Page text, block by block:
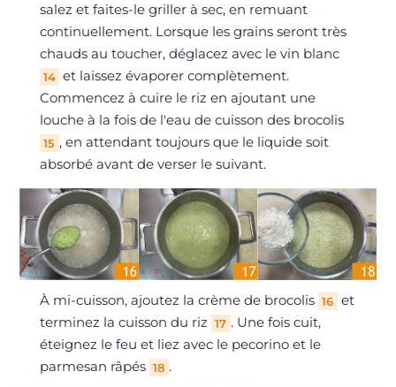
salez et faites-le griller à sec, en remuant
continuellement. Lorsque les grains seront très
chauds au toucher, déglacez avec le vin blanc
14 et laissez évaporer complètement.
Commencez à cuire le riz en ajoutant une
louche à la fois de l'eau de cuisson des brocolis
15 , en attendant toujours que le liquide soit
absorbé avant de verser le suivant.
À mi-cuisson, ajoutez la crème de brocolis 16 et
terminez la cuisson du riz 17 . Une fois cuit,
éteignez le feu et liez avec le pecorino et le
parmesan râpés 18 .